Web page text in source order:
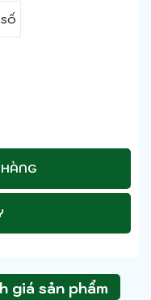
giá sản phẩm